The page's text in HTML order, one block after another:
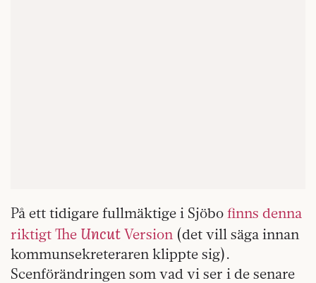
På ett tidigare fullmäktige i Sjöbo finns denna
riktigt The Uncut Version (det vill säga innan
kommunsekreteraren klippte sig).
Scenförändringen som vad vi ser i de senare